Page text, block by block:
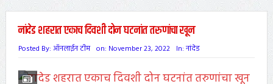
नांदेड शहरात एकाच दिवशी दोन घटनांत तरुणांचा खून
Posted By: ऑनलाईन टीम on: November 23, 2022 In: नांदेड